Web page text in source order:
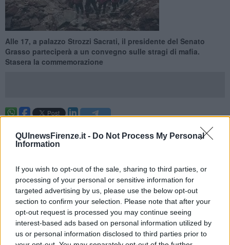
QUInewsFirenze.it - Do Not Process My Personal
Information
If you wish to opt-out of the sale, sharing to third parties, or
processing of your personal or sensitive information for
targeted advertising by us, please use the below opt-out
section to confirm your selection. Please note that after your
opt-out request is processed you may continue seeing
interest-based ads based on personal information utilized by
us or personal information disclosed to third parties prior to
Alle 17, a palazzo Strozzi Sacrati, il presidente del Senato
Grasso parteciperà a un convegno sulle stragi di mafia.
Stasera la commemorazione
La bomba che uccise cinque persone scoppiò alle 1 di
notte il 27 maggio 1993. A pardere la vitta furono quattro membri
della famiglia Nencioni e lo studente Dario Capolicchio. Altre 48
patrimonio artistico e architettonico della citta'.
Come avviene da 22 anni, il Comune e la Regione ricordano la
strage oggi e domani con una serie di iniziative promosse insieme
all'associazione dei familiari delle vittime.